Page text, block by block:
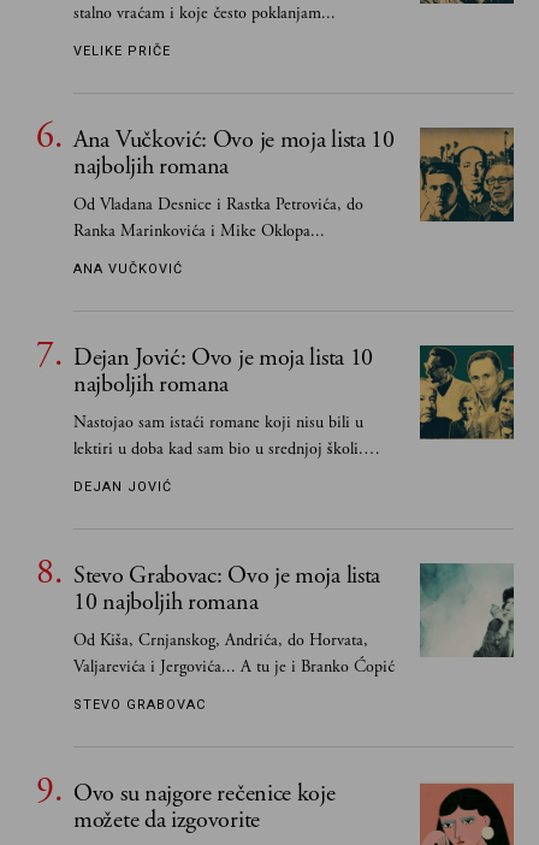
stalno vraćam i koje često poklanjam...
VELIKE PRIČE
Ana Vučković: Ovo je moja lista 10
najboljih romana
Od Vladana Desnice i Rastka Petrovića, do
Ranka Marinkovića i Mike Oklopa...
ANA VUČKOVIĆ
Dejan Jović: Ovo je moja lista 10
najboljih romana
Nastojao sam istaći romane koji nisu bili u
lektiri u doba kad sam bio u srednjoj školi.
Smatrao sam da su "klasici" već dovoljno
DEJAN JOVIĆ
Stevo Grabovac: Ovo je moja lista
10 najboljih romana
Od Kiša, Crnjanskog, Andrića, do Horvata,
Valjarevića i Jergovića... A tu je i Branko Ćopić
STEVO GRABOVAC
Ovo su najgore rečenice koje
možete da izgovorite